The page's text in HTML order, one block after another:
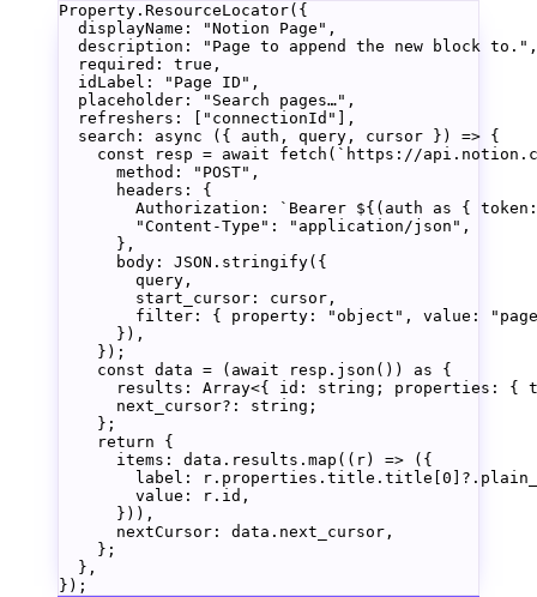
Property. ResourceLocator({
  displayName:
"Notion Page" ,
  description:
"Page to append the new block to." ,
  required:
true ,
  idLabel:
"Page ID" ,
  placeholder:
"Search pages…" ,
  refreshers: [
"connectionId"
],
  search
: async ({ auth , query , cursor }) => {
    const
resp = await fetch ( `https://
      method:
"POST" ,
      headers: {
        Authorization:
`Bearer ${ ( auth as { token :
        "Content-Type"
: "application/json" ,
      },
      body:
JSON . stringify({
        query,
        start_cursor: cursor,
        filter: { property:
"object" , value:
      }),
    });
    const
data = ( await resp. json ()) as {
      results
: Array<{ id : string ; properties : {
      next_cursor
?: string ;
    };
    return
{
      items: data.results.
map (( r) => ({
        label: r.properties.title.title[
0
        value: r.id,
      })),
      nextCursor: data.next_cursor,
    };
  },
});